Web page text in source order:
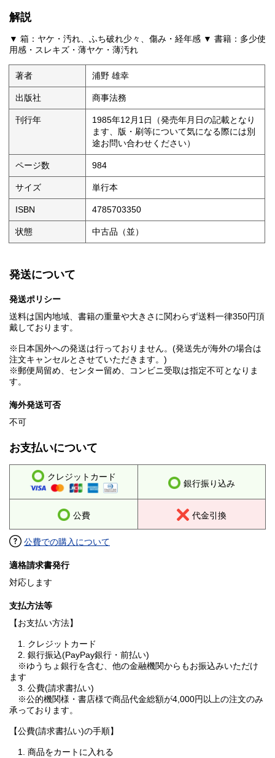
解説
▼ 箱：ヤケ・汚れ、ふち破れ少々、傷み・経年感 ▼ 書籍：多少使
用感・スレキズ・薄ヤケ・薄汚れ
著者 浦野 雄幸
出版社 商事法務
刊行年
1985年12月1日（発売年月日の記載となり
ます、版・刷等について気になる際には別
途お問い合わせください）
ページ数 984
サイズ 単行本
ISBN 4785703350
状態 中古品（並）
発送について
発送ポリシー
送料は国内地域、書籍の重量や大きさに関わらず送料一律350円頂
戴しております。
※日本国外への発送は行っておりません。(発送先が海外の場合は
注文キャンセルとさせていただきます。)
※郵便局留め、センター留め、コンビニ受取は指定不可となりま
す。
海外発送可否
不可
お支払いについて
クレジットカード
銀行振り込み
公費 代金引換
公費での購入について
適格請求書発行
対応します
支払方法等
【お支払い方法】
1. クレジットカード
2. 銀行振込(PayPay銀行・前払い)
※ゆうちょ銀行を含む、他の金融機関からもお振込みいただけ
ます
3. 公費(請求書払い)
※公的機関様・書店様で商品代金総額が4,000円以上の注文のみ
承っております。
【公費(請求書払い)の手順】
1. 商品をカートに入れる